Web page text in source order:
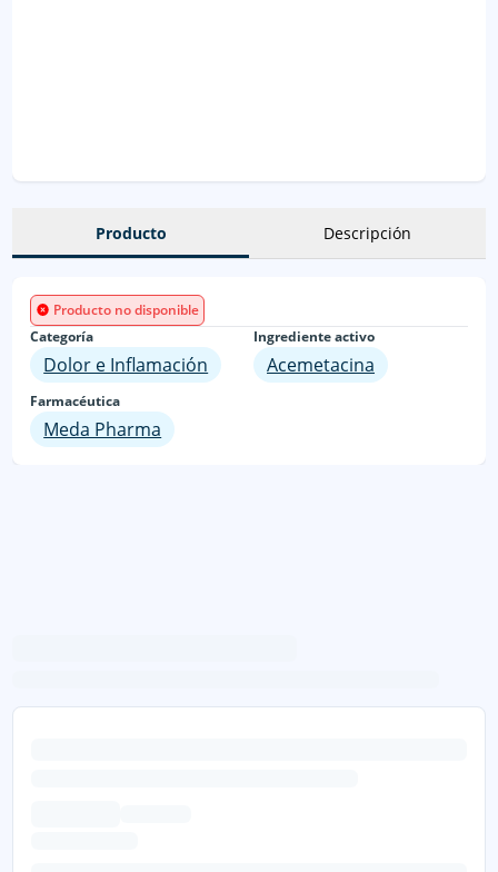
Producto Descripción
Producto no disponible
Categoría
Dolor e Inflamación
Ingrediente activo
Acemetacina
Farmacéutica
Meda Pharma